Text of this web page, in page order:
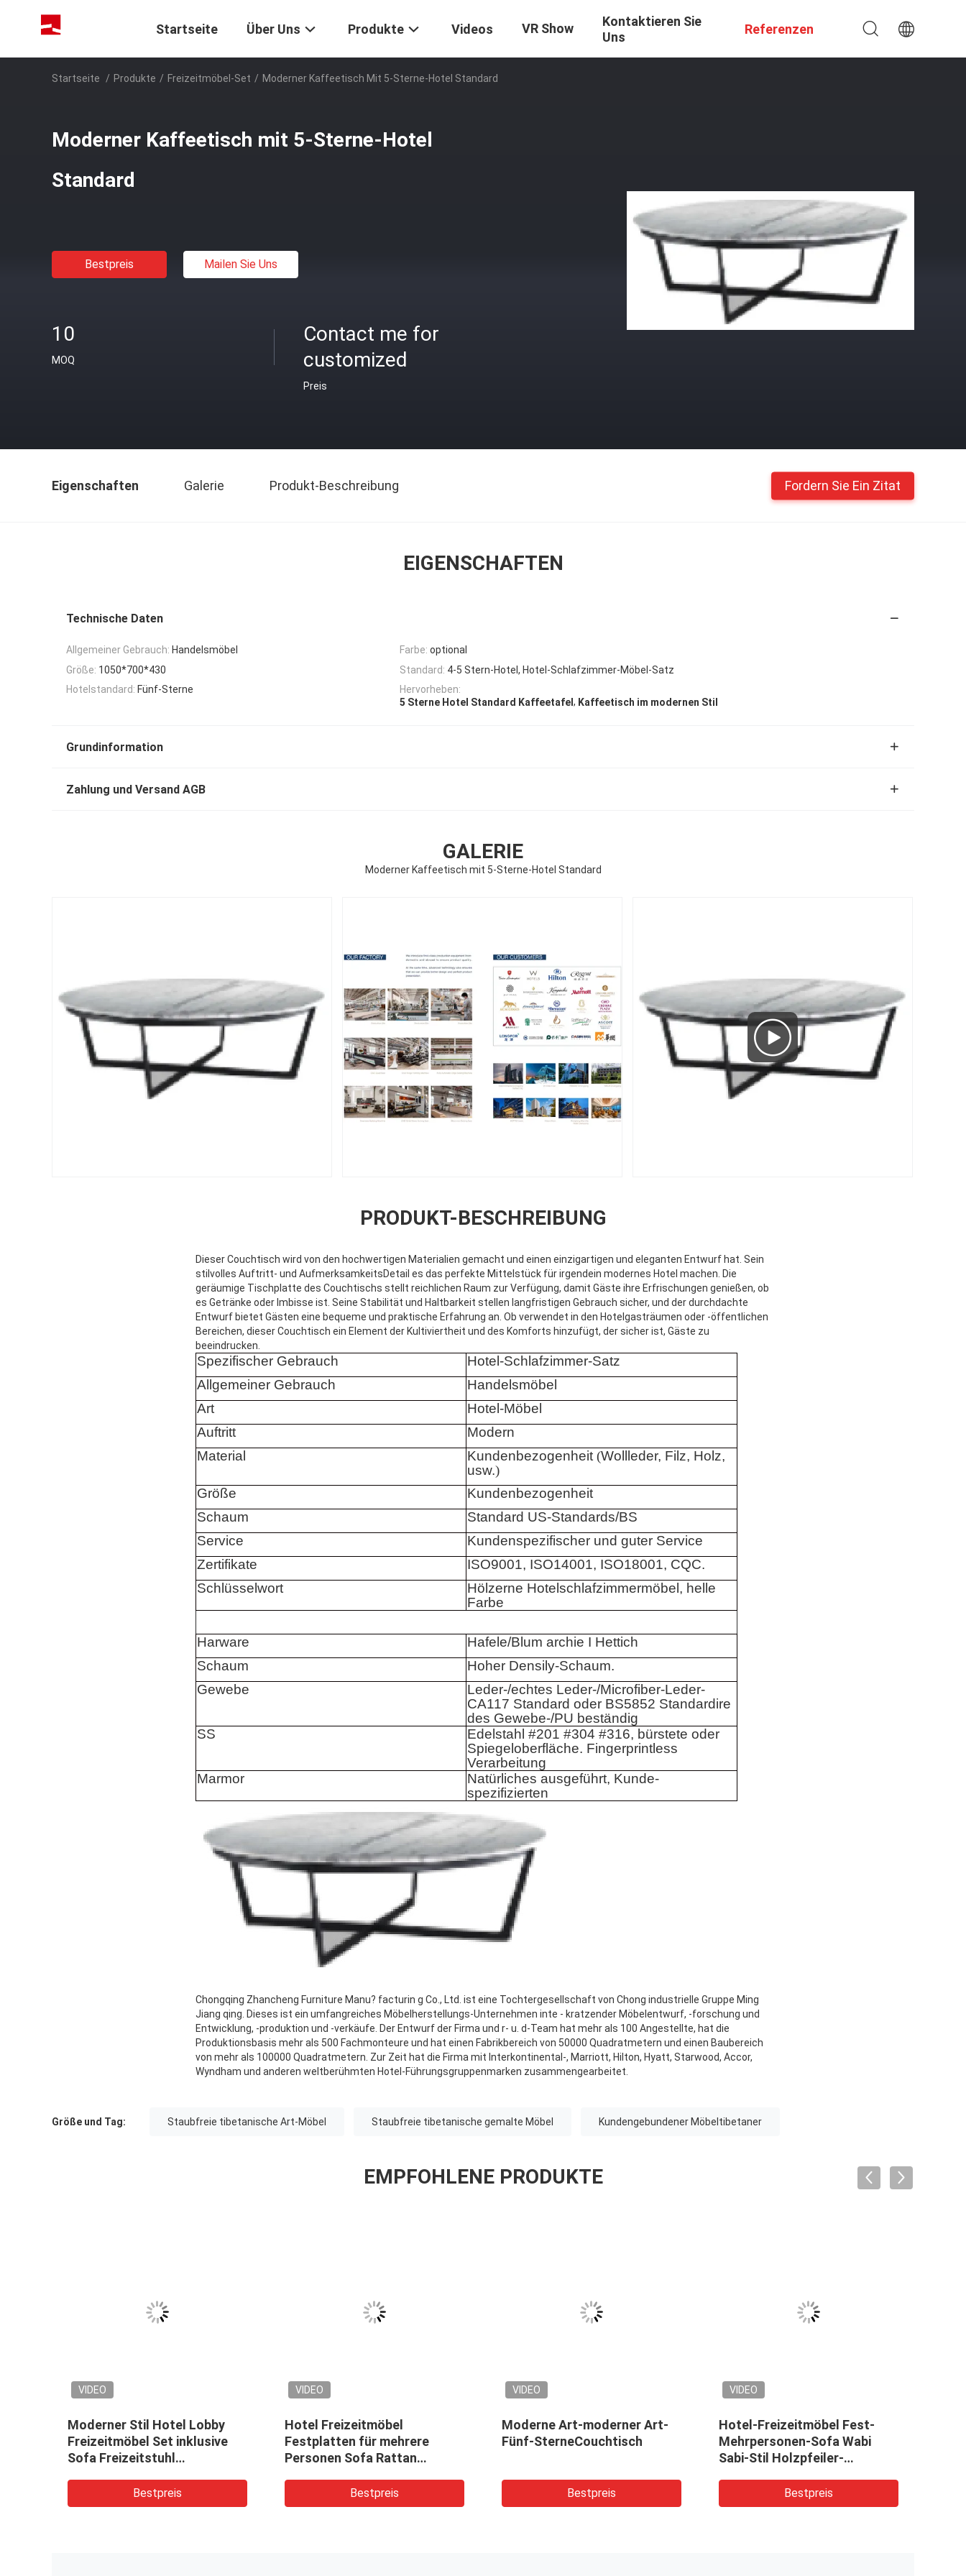
Startseite Über Uns Produkte Videos VR Show
Kontaktieren Sie
Uns
Referenzen
Startseite / Produkte / Freizeitmöbel-Set / Moderner Kaffeetisch Mit 5-Sterne-Hotel Standard
Moderner Kaffeetisch mit 5-Sterne-Hotel
Standard
Bestpreis Mailen Sie Uns
10
MOQ
Contact me for
customized
Preis
Eigenschaften Galerie Produkt-Beschreibung Fordern Sie Ein Zitat
EIGENSCHAFTEN
Technische Daten
Allgemeiner Gebrauch: Handelsmöbel Farbe: optional
Größe: 1050*700*430 Standard: 4-5 Stern-Hotel, Hotel-Schlafzimmer-Möbel-Satz
Hotelstandard: Fünf-Sterne
Hervorheben:
5 Sterne Hotel Standard Kaffeetafel , Kaffeetisch im modernen Stil
Grundinformation
Zahlung und Versand AGB
GALERIE
Moderner Kaffeetisch mit 5-Sterne-Hotel Standard
PRODUKT-BESCHREIBUNG
Dieser Couchtisch wird von den hochwertigen Materialien gemacht und einen einzigartigen und eleganten Entwurf hat. Sein
stilvolles Auftritt- und AufmerksamkeitsDetail es das perfekte Mittelstück für irgendein modernes Hotel machen. Die
geräumige Tischplatte des Couchtischs stellt reichlichen Raum zur Verfügung, damit Gäste ihre Erfrischungen genießen, ob
es Getränke oder Imbisse ist. Seine Stabilität und Haltbarkeit stellen langfristigen Gebrauch sicher, und der durchdachte
Entwurf bietet Gästen eine bequeme und praktische Erfahrung an. Ob verwendet in den Hotelgasträumen oder -öffentlichen
Bereichen, dieser Couchtisch ein Element der Kultiviertheit und des Komforts hinzufügt, der sicher ist, Gäste zu
beeindrucken.
Spezifischer Gebrauch
Hotel-Schlafzimmer-Satz
Allgemeiner Gebrauch
Handelsmöbel
Art
Hotel-Möbel
Auftritt
Modern
Material
Kundenbezogenheit (Wollleder, Filz, Holz,
usw.)
Größe
Kundenbezogenheit
Schaum
Standard US-Standards/BS
Service
Kundenspezifischer und guter Service
Zertifikate
ISO9001, ISO14001, ISO18001, CQC.
Schlüsselwort
Hölzerne Hotelschlafzimmermöbel, helle
Farbe
Harware
Hafele/Blum archie I Hettich
Schaum
Hoher Densily-Schaum.
Gewebe
Leder-/echtes Leder-/Microfiber-Leder-
CA117 Standard oder BS5852 Standardire
des Gewebe-/PU beständig
SS
Edelstahl #201 #304 #316, bürstete oder
Spiegeloberfläche. Fingerprintless
Verarbeitung
Marmor
Natürliches ausgeführt, Kunde-
spezifizierten
Chongqing Zhancheng Furniture Manu? facturin g Co., Ltd. ist eine Tochtergesellschaft von Chong industrielle Gruppe Ming
Jiang qing. Dieses ist ein umfangreiches Möbelherstellungs-Unternehmen inte - kratzender Möbelentwurf, -forschung und
Entwicklung, -produktion und -verkäufe. Der Entwurf der Firma und r- u. d-Team hat mehr als 100 Angestellte, hat die
Produktionsbasis mehr als 500 Fachmonteure und hat einen Fabrikbereich von 50000 Quadratmetern und einen Baubereich
von mehr als 100000 Quadratmetern. Zur Zeit hat die Firma mit Interkontinental-, Marriott, Hilton, Hyatt, Starwood, Accor,
Wyndham und anderen weltberühmten Hotel-Führungsgruppenmarken zusammengearbeitet.
Größe und Tag: Staubfreie tibetanische Art-Möbel Staubfreie tibetanische gemalte Möbel Kundengebundener Möbeltibetaner
EMPFOHLENE PRODUKTE
VIDEO
Moderner Stil Hotel Lobby
Freizeitmöbel Set inklusive
Sofa Freizeitstuhl
Bestpreis
VIDEO
Hotel Freizeitmöbel
Festplatten für mehrere
Personen Sofa Rattan
Moderner Stil Kaffeetisch
Bestpreis
VIDEO
Moderne Art-moderner Art-
Fünf-SterneCouchtisch
Bestpreis
VIDEO
Hotel-Freizeitmöbel Fest-
Mehrpersonen-Sofa Wabi
Sabi-Stil Holzpfeiler-
Bestpreis